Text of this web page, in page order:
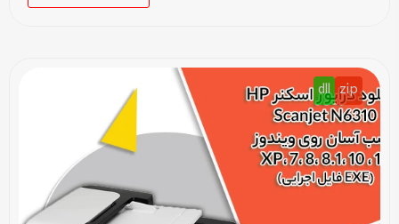
zip
dll